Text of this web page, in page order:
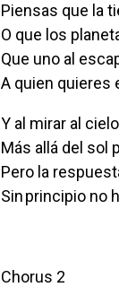
Piensas que la
O que los
Que uno al
A quien quieres
Y al mirar al
Más allá del sol
Pero la
Sin principio no
Chorus 2